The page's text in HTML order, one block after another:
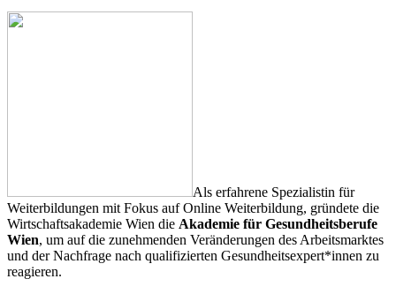
Als erfahrene Spezialistin für
Weiterbildungen mit Fokus auf Online Weiterbildung, gründete die
Wirtschaftsakademie Wien die Akademie für Gesundheitsberufe
Wien, um auf die zunehmenden Veränderungen des Arbeitsmarktes
und der Nachfrage nach qualifizierten Gesundheitsexpert*innen zu
reagieren.